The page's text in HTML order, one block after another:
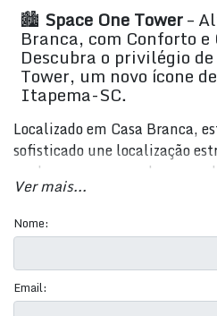
🏙️ Space One Tower–
Branca, com Conforto
Descubra o privilégio
Tower, um novo ícone
Itapema-SC.
Localizado em Casa Branca,
sofisticado une localização
moderno para quem busca
um condomínio fechado.
✨Destaques do
Apartamentos com 1 a 2
2 a 3 quartos e 2 a 3
Ver mais...
Nome:
Email: